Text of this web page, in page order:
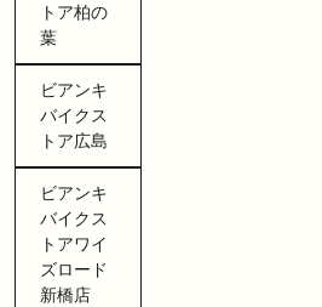
トア柏の
葉
ビアンキ
バイクス
トア広島
ビアンキ
バイクス
トアワイ
ズロード
新橋店